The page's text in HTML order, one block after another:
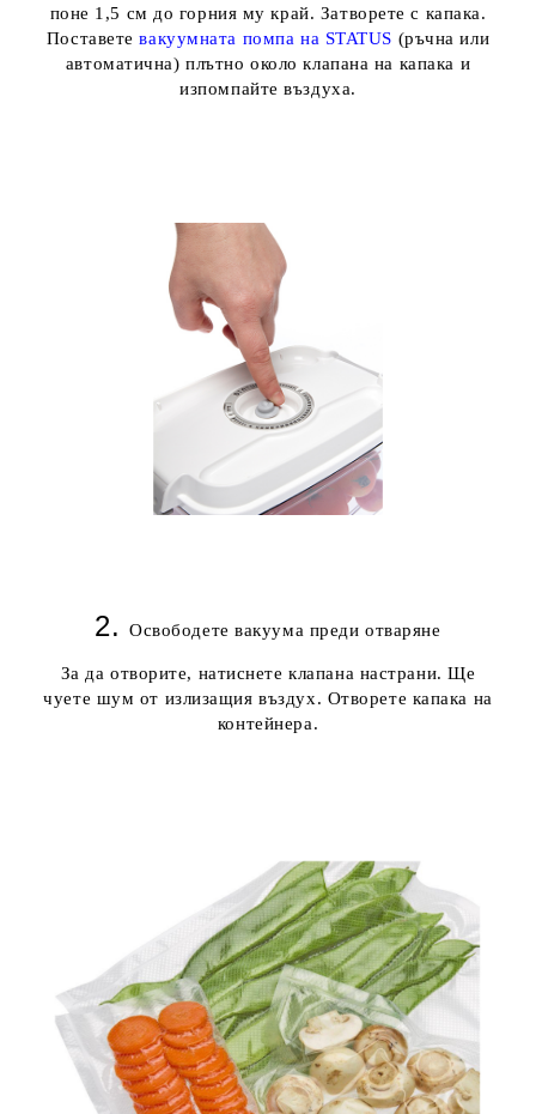
поне 1,5 см до горния му край. Затворете с капака.
Поставетевакуумната помпа на STATUS (ръчна или
автоматична) плътно около клапана на капака и
изпомпайте въздуха.
2.Освободете вакуума преди отваряне
За да отворите, натиснете клапана настрани. Ще
чуете шум от излизащия въздух. Отворете капака на
контейнера.